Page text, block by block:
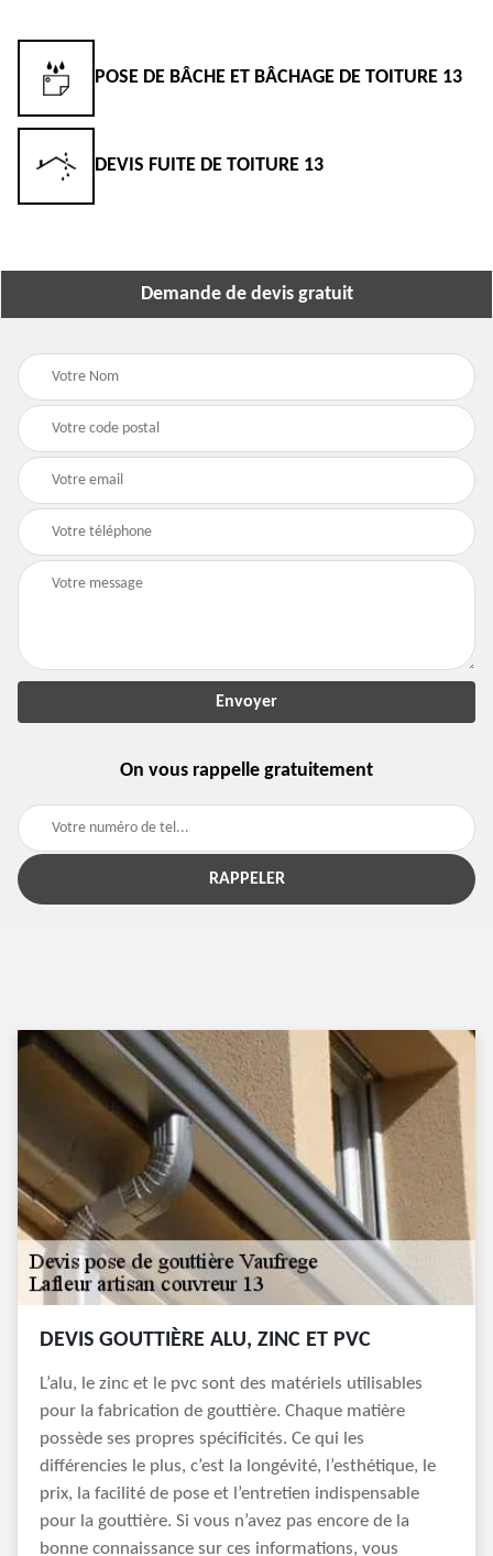
POSE DE BÂCHE ET BÂCHAGE DE TOITURE 13
DEVIS FUITE DE TOITURE 13
Demande de devis gratuit
On vous rappelle gratuitement
DEVIS GOUTTIÈRE ALU, ZINC ET PVC
L’alu, le zinc et le pvc sont des matériels utilisables
pour la fabrication de gouttière. Chaque matière
possède ses propres spécificités. Ce qui les
différencies le plus, c’est la longévité, l’esthétique, le
prix, la facilité de pose et l’entretien indispensable
pour la gouttière. Si vous n’avez pas encore de la
bonne connaissance sur ces informations, vous